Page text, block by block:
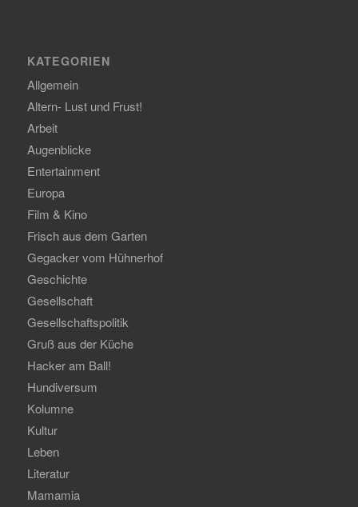
KATEGORIEN
Allgemein
Altern- Lust und Frust!
Arbeit
Augenblicke
Entertainment
Europa
Film & Kino
Frisch aus dem Garten
Gegacker vom Hühnerhof
Geschichte
Gesellschaft
Gesellschaftspolitik
Gruß aus der Küche
Hacker am Ball!
Hundiversum
Kolumne
Kultur
Leben
Literatur
Mamamia